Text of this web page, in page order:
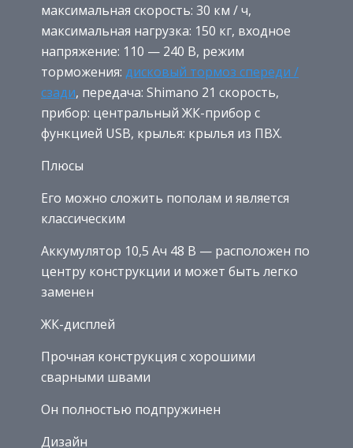
максимальная скорость: 30 км / ч,
максимальная нагрузка: 150 кг, входное
напряжение: 110 — 240 В, режим
торможения: дисковый тормоз спереди /
сзади, передача: Shimano 21 скорость,
прибор: центральный ЖК-прибор с
функцией USB, крылья: крылья из ПВХ.
Плюсы
Его можно сложить пополам и является
классическим
Аккумулятор 10,5 Ач 48 В — расположен по
центру конструкции и может быть легко
заменен
ЖК-дисплей
Прочная конструкция с хорошими
сварными швами
Он полностью подпружинен
Дизайн